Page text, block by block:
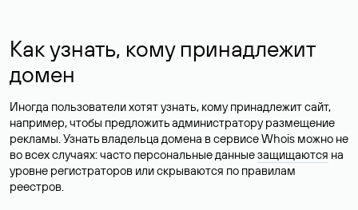
Как узнать, кому принадлежит
домен
Иногда пользователи хотят узнать, кому принадлежит сайт,
например, чтобы предложить администратору размещение
рекламы. Узнать владельца домена в сервисе Whois можно не
во всех случаях: часто персональные данныезащищаются на
уровне регистраторов или скрываются по правилам
реестров.